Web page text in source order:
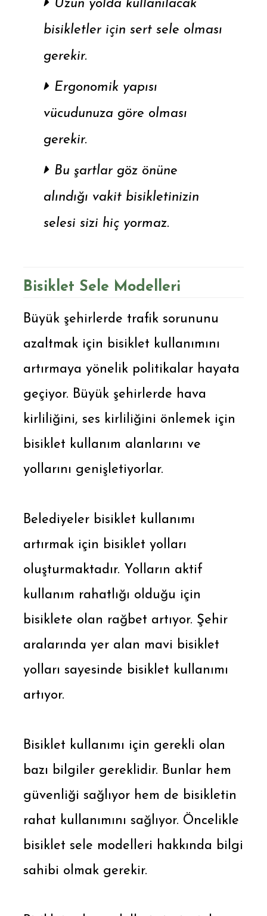
Uzun yolda kullanılacak
bisikletler için sert sele olması
gerekir.
Ergonomik yapısı
vücudunuza göre olması
gerekir.
Bu şartlar göz önüne
alındığı vakit bisikletinizin
selesi sizi hiç yormaz.
Bisiklet Sele Modelleri
Büyük şehirlerde trafik sorununu
azaltmak için bisiklet kullanımını
artırmaya yönelik politikalar hayata
geçiyor. Büyük şehirlerde hava
kirliliğini, ses kirliliğini önlemek için
bisiklet kullanım alanlarını ve
yollarını genişletiyorlar.
Belediyeler bisiklet kullanımı
artırmak için bisiklet yolları
oluşturmaktadır. Yolların aktif
kullanım rahatlığı olduğu için
bisiklete olan rağbet artıyor. Şehir
aralarında yer alan mavi bisiklet
yolları sayesinde bisiklet kullanımı
artıyor.
Bisiklet kullanımı için gerekli olan
bazı bilgiler gereklidir. Bunlar hem
güvenliği sağlıyor hem de bisikletin
rahat kullanımını sağlıyor. Öncelikle
bisiklet sele modelleri hakkında bilgi
sahibi olmak gerekir.